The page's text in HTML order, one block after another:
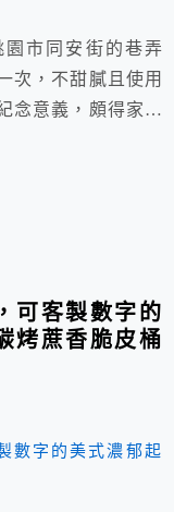
園市同安街的巷弄
次，不甜膩且使用
念意義，頗得家人
可客製數字的
烤蔗香脆皮桶